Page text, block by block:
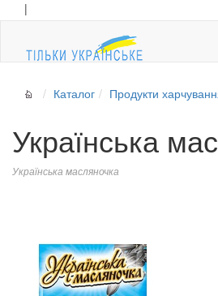
|
Каталог Продукти
Українська
Українська масляночка